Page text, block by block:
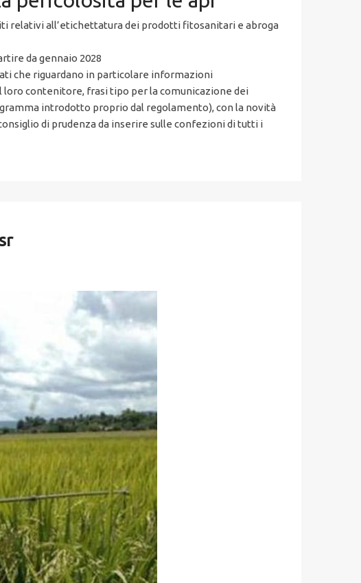
relativi all’etichettatura dei prodotti fitosanitari e abroga
da gennaio 2028
che riguardano in particolare informazioni
contenitore, frasi tipo per la comunicazione dei
introdotto proprio dal regolamento), con la novità
di prudenza da inserire sulle confezioni di tutti i